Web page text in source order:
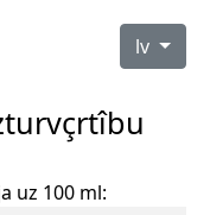
lv
uz 100 ml: